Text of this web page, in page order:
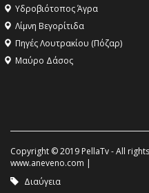
Υδροβιότοπος Άγρα
Λίμνη Βεγορίτιδα
Πηγές Λουτρακίου (Πόζαρ)
Μαύρο Δάσος
Copyright © 2019 PellaTv - All
www.aneveno.com |
Διαύγεια